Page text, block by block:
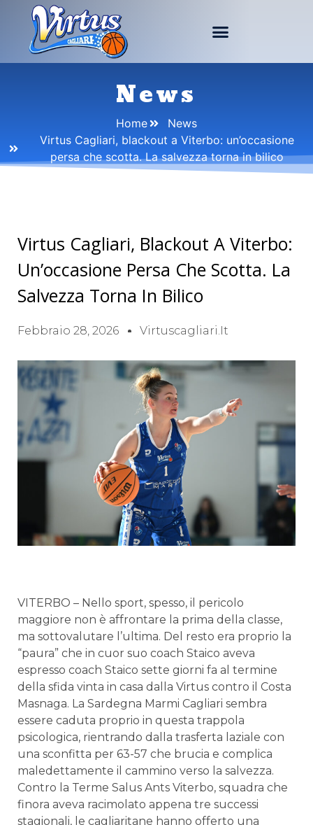
News
Home
News
Virtus Cagliari, blackout a Viterbo: un’occasione
persa che scotta. La salvezza torna in bilico
Virtus Cagliari, Blackout A Viterbo:
Un’occasione Persa Che Scotta. La
Salvezza Torna In Bilico
Febbraio 28, 2026 Virtuscagliari.it
VITERBO – Nello sport, spesso, il pericolo
maggiore non è affrontare la prima della classe,
ma sottovalutare l’ultima. Del resto era proprio la
“paura” che in cuor suo coach Staico aveva
espresso coach Staico sette giorni fa al termine
della sfida vinta in casa dalla Virtus contro il Costa
Masnaga. La Sardegna Marmi Cagliari sembra
essere caduta proprio in questa trappola
psicologica, rientrando dalla trasferta laziale con
una sconfitta per 63-57 che brucia e complica
maledettamente il cammino verso la salvezza.
Contro la Terme Salus Ants Viterbo, squadra che
finora aveva racimolato appena tre successi
stagionali, le cagliaritane hanno offerto una